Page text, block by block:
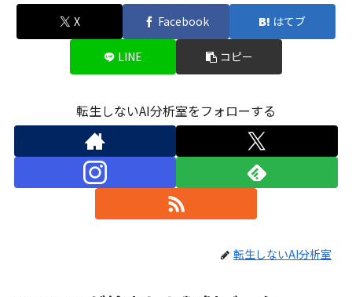
X Facebook はてブ
LINE コピー
転生しないAI分析室をフォローする
転生しないAI分析室